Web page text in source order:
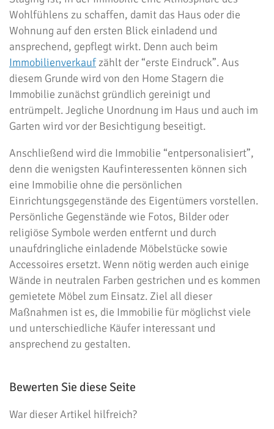
Wohlfühlens zu schaffen, damit das Haus oder die
Wohnung auf den ersten Blick einladend und
ansprechend, gepflegt wirkt. Denn auch beim
Immobilienverkaufzählt der “erste Eindruck”. Aus
diesem Grunde wird von den Home Stagern die
Immobilie zunächst gründlich gereinigt und
entrümpelt. Jegliche Unordnung im Haus und auch im
Garten wird vor der Besichtigung beseitigt.
Anschließend wird die Immobilie “entpersonalisiert”,
denn die wenigsten Kaufinteressenten können sich
eine Immobilie ohne die persönlichen
Einrichtungsgegenstände des Eigentümers vorstellen.
Persönliche Gegenstände wie Fotos, Bilder oder
religiöse Symbole werden entfernt und durch
unaufdringliche einladende Möbelstücke sowie
Accessoires ersetzt. Wenn nötig werden auch einige
Wände in neutralen Farben gestrichen und es kommen
gemietete Möbel zum Einsatz. Ziel all dieser
Maßnahmen ist es, die Immobilie für möglichst viele
und unterschiedliche Käufer interessant und
ansprechend zu gestalten.
Bewerten Sie diese Seite
War dieser Artikel hilfreich?